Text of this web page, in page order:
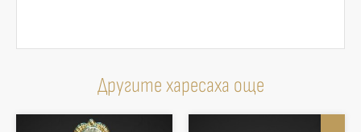
Другите харесаха още